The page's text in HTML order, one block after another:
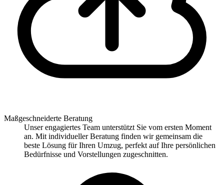
Maßgeschneiderte Beratung
Unser engagiertes Team unterstützt Sie vom ersten Moment
an. Mit individueller Beratung finden wir gemeinsam die
beste Lösung für Ihren Umzug, perfekt auf Ihre persönlichen
Bedürfnisse und Vorstellungen zugeschnitten.